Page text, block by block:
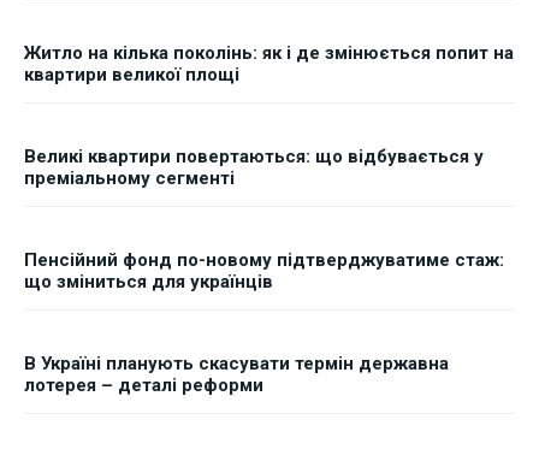
Житло на кілька поколінь: як і де змінюється попит на
квартири великої площі
Великі квартири повертаються: що відбувається у
преміальному сегменті
Пенсійний фонд по-новому підтверджуватиме стаж:
що зміниться для українців
В Україні планують скасувати термін державна
лотерея – деталі реформи